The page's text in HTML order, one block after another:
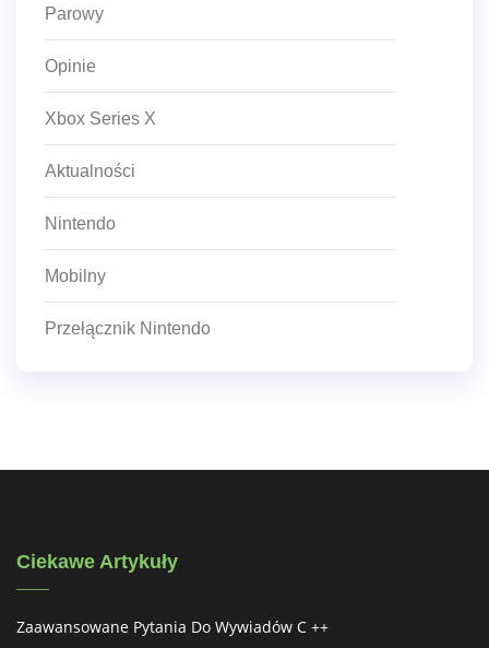
Parowy
Opinie
Xbox Series X
Aktualności
Nintendo
Mobilny
Przełącznik Nintendo
Ciekawe Artykuły
Zaawansowane Pytania Do Wywiadów C ++